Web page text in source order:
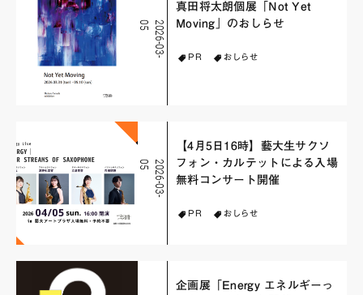
2
0
2
6
-
0
3
-
0
5
真田将太朗個展「Not Yet
Moving」のおしらせ
PR おしらせ
2
0
2
6
-
0
3
-
0
5
【4月5日16時】藝大生サクソ
フォン・カルテットによる入場
無料コンサート開催
PR おしらせ
企画展「Energy エネルギーっ